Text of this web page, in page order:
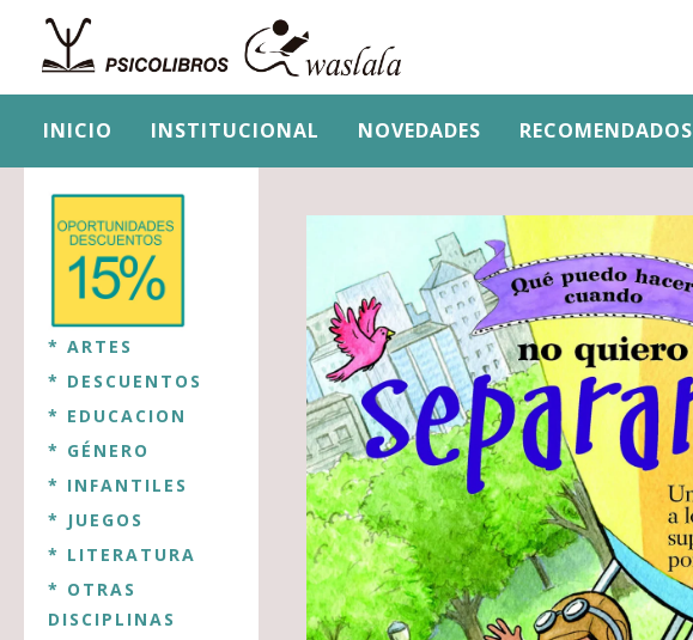
INICIO INSTITUCIONAL NOVEDADES RECOMENDADOS
* ARTES
* DESCUENTOS
* EDUCACION
* GÉNERO
* INFANTILES
* JUEGOS
* LITERATURA
* OTRAS
DISCIPLINAS